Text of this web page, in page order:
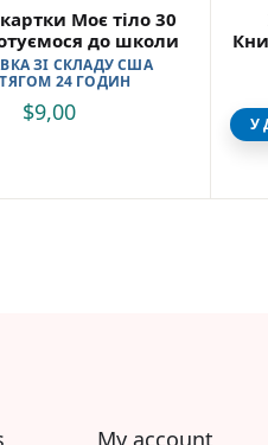
Моє тіло 30
до школи
ЗІ СКЛАДУ США
24 ГОДИН
$9,00 У
My account